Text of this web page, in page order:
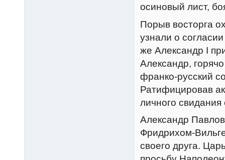
осиновый лист,
Порыв восторга
узнали о
же Александр I
Александр,
франко-русский
Ратифицировав
личного
Александр
Фридрихом-
своего друга.